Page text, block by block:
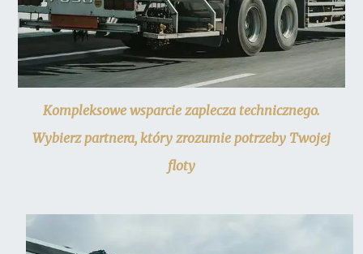
Kompleksowe wsparcie zaplecza technicznego.
Wybierz partnera, który zrozumie potrzeby Twojej
floty